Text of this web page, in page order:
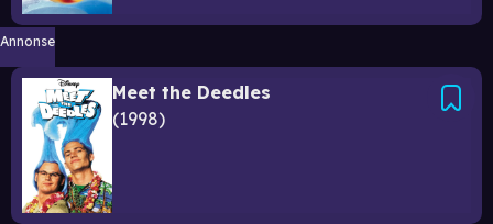
Annonse
Meet the Deedles
1998